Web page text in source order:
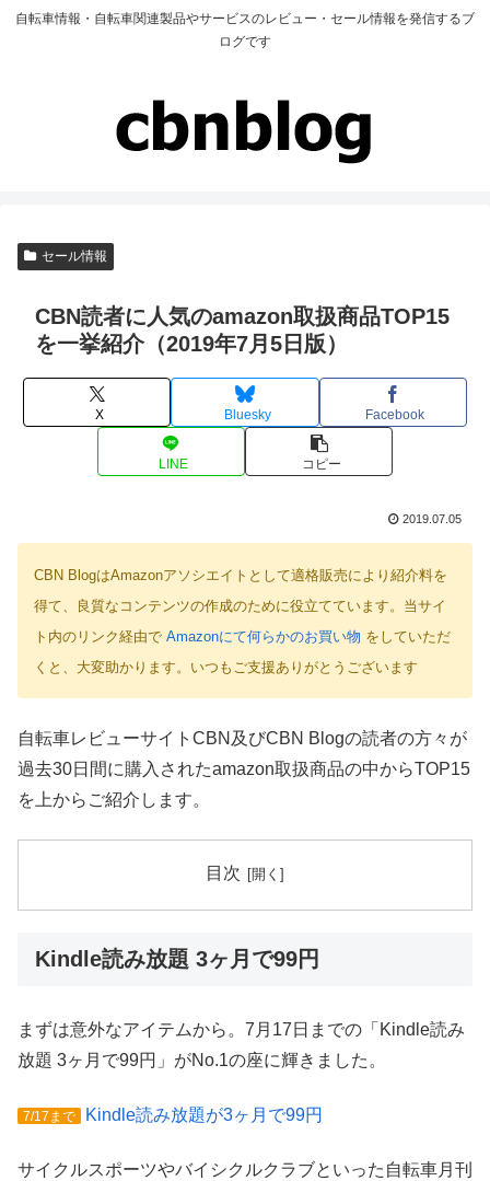
自転車情報・自転車関連製品やサービスのレビュー・セール情報を発信するブ
ログです
セール情報
CBN読者に人気のamazon取扱商品TOP15
を一挙紹介（2019年7月5日版）
X Bluesky Facebook
LINE コピー
2019.07.05
CBN BlogはAmazonアソシエイトとして適格販売により紹介料を
得て、良質なコンテンツの作成のために役立てています。当サイ
ト内のリンク経由で Amazonにて何らかのお買い物 をしていただ
くと、大変助かります。いつもご支援ありがとうございます
自転車レビューサイトCBN及びCBN Blogの読者の方々が
過去30日間に購入されたamazon取扱商品の中からTOP15
を上からご紹介します。
目次
Kindle読み放題 3ヶ月で99円
まずは意外なアイテムから。7月17日までの「Kindle読み
放題 3ヶ月で99円」がNo.1の座に輝きました。
7/17まで Kindle読み放題が3ヶ月で99円
サイクルスポーツやバイシクルクラブといった自転車月刊